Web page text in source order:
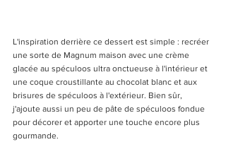
L'inspiration derrière ce dessert est simple : recréer
une sorte de Magnum maison avec une crème
glacée au spéculoos ultra onctueuse à l'intérieur et
une coque croustillante au chocolat blanc et aux
brisures de spéculoos à l'extérieur. Bien sûr,
j'ajoute aussi un peu de pâte de spéculoos fondue
pour décorer et apporter une touche encore plus
gourmande.